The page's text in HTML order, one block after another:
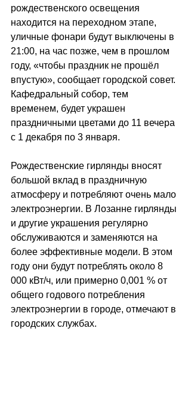
рождественского освещения
находится на переходном этапе,
уличные фонари будут выключены в
21:00, на час позже, чем в прошлом
году, «чтобы праздник не прошёл
впустую», сообщает городской совет.
Кафедральный собор, тем
временем, будет украшен
праздничными цветами до 11 вечера
с 1 декабря по 3 января.
Рождественские гирлянды вносят
большой вклад в праздничную
атмосферу и потребляют очень мало
электроэнергии. В Лозанне гирлянды
и другие украшения регулярно
обслуживаются и заменяются на
более эффективные модели. В этом
году они будут потреблять около 8
000 кВт/ч, или примерно 0,001 % от
общего годового потребления
электроэнергии в городе, отмечают в
городских службах.